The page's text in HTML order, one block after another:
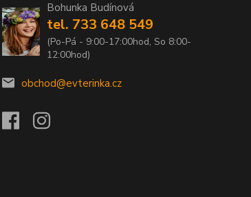
Bohunka Budínová
tel. 733 648 549
(Po-Pá - 9:00-17:00hod, So 8:00-
12:00hod)
obchod@evterinka.cz